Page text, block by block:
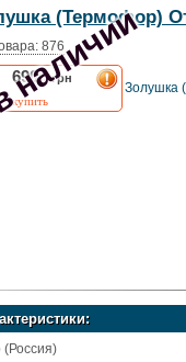
(Термофор)
876
6900грн
купить
Золушка